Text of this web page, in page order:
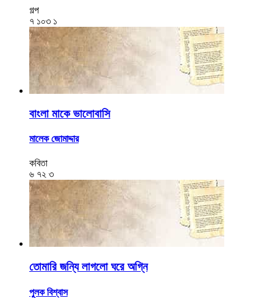
গল্প
৭ ১০৩ ১
বাংলা মাকে ভালোবাসি
মালেক জোমাদ্দার
কবিতা
৬ ৭২ ৩
তোমারি জন্যি লাগলো ঘরে অগ্নি
পুলক বিশ্বাস